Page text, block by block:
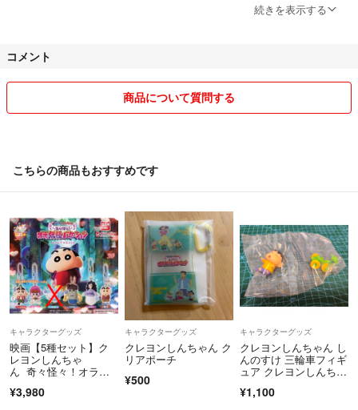
お値下げ交渉可能◯
おまとめ割引可能◯
発送4～7日としていますが
旅行などいってない限り
二日以内には発送を実施しています
素人検品、素人保管ですので見落としがあるかもしれません写真を、よ
御購入お願い致します
中古品に御理解ある方のみ宜しくお願い致します★
続きを表示する
コメント
商品について質問する
こちらの商品もおすすめです
キャラクターグッズ
映画【5種セット】ク
レヨンしんちゃ
ん 奇々怪々！オラの
チャガチャ しんちゃ
¥3,980
キャラクターグッズ
クレヨンしんちゃん ク
リアポーチ
¥500
キャラクターグッズ
クレヨンしんちゃん し
んのすけ 三輪車フィギ
ュア クレヨンしんちゃ
ル
¥1,100